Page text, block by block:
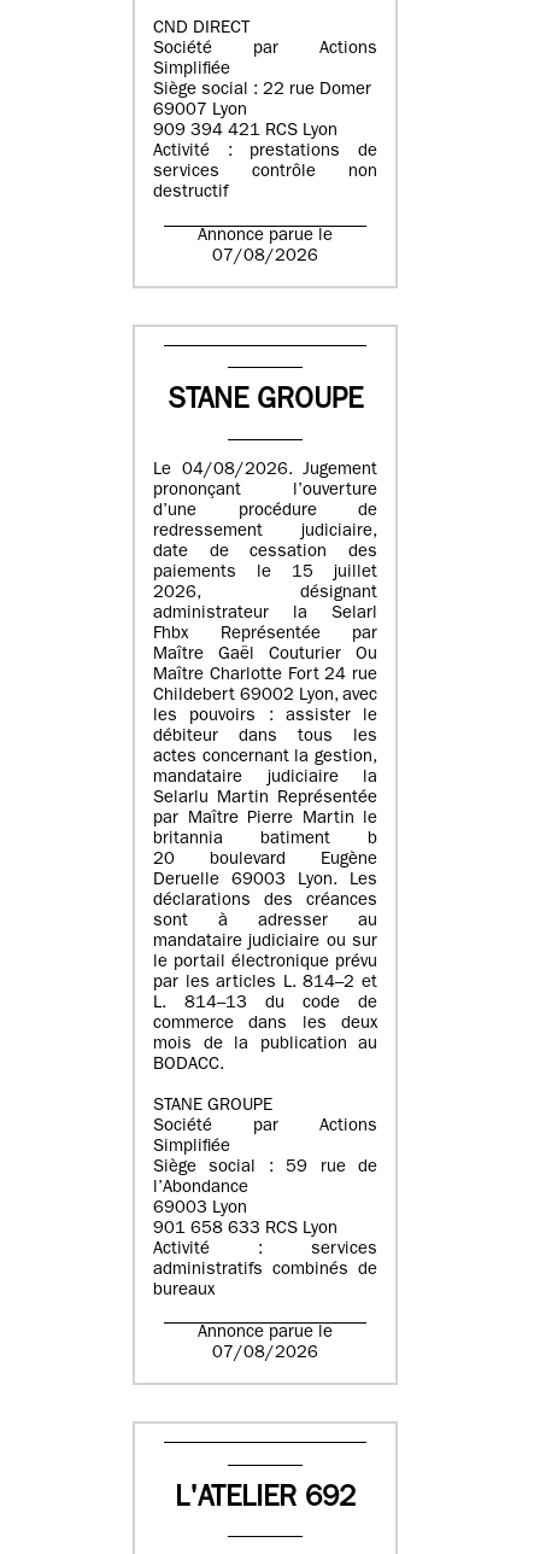
CND DIRECT
Société par Actions
Simplifiée
Siège social : 22 rue Domer
69007 Lyon
909 394 421 RCS Lyon
Activité : prestations de
services contrôle non
destructif
Annonce parue le
07/08/2026
STANE GROUPE
Le 04/08/2026. Jugement
prononçant l’ouverture
d’une procédure de
redressement judiciaire,
date de cessation des
paiements le 15 juillet
2026, désignant
administrateur la Selarl
Fhbx Représentée par
Maître Gaël Couturier Ou
Maître Charlotte Fort 24 rue
Childebert 69002 Lyon, avec
les pouvoirs : assister le
débiteur dans tous les
actes concernant la gestion,
mandataire judiciaire la
Selarlu Martin Représentée
par Maître Pierre Martin le
britannia batiment b
20 boulevard Eugène
Deruelle 69003 Lyon. Les
déclarations des créances
sont à adresser au
mandataire judiciaire ou sur
le portail électronique prévu
par les articles L. 814–2 et
L. 814–13 du code de
commerce dans les deux
mois de la publication au
BODACC.
STANE GROUPE
Société par Actions
Simplifiée
Siège social : 59 rue de
l’Abondance
69003 Lyon
901 658 633 RCS Lyon
Activité : services
administratifs combinés de
bureaux
Annonce parue le
07/08/2026
L'ATELIER 692